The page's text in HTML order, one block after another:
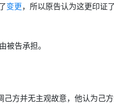
变更 ，所以原告认为这更印证
被告承担。
己方并无主观故意，他认为己